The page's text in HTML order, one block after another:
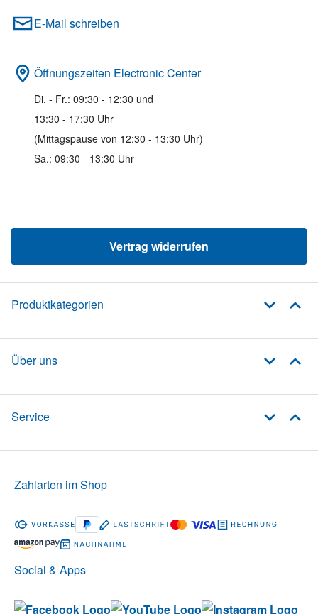
E-Mail schreiben
Öffnungszeiten Electronic Center
Di. - Fr.: 09:30 - 12:30 und
13:30 - 17:30 Uhr
(Mittagspause von 12:30 - 13:30 Uhr)
Sa.: 09:30 - 13:30 Uhr
Vertrag widerrufen
Produktkategorien
Über uns
Service
Social & Apps
Zahlarten im Shop